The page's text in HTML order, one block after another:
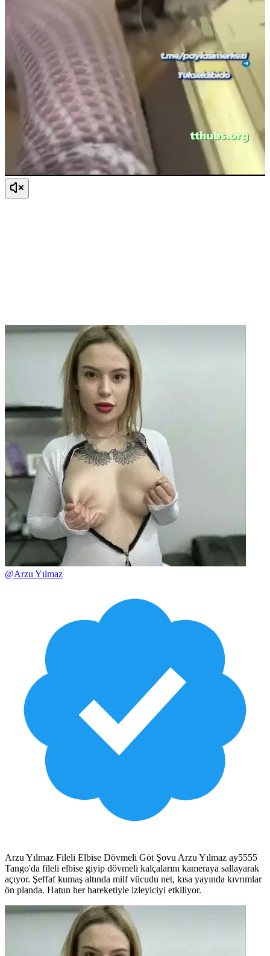
@Arzu Yılmaz
Arzu Yılmaz Fileli Elbise Dövmeli Göt Şovu Arzu Yılmaz ay5555
Tango'da fileli elbise giyip dövmeli kalçalarını kameraya sallayarak
açıyor. Şeffaf kumaş altında milf vücudu net, kısa yayında kıvrımlar
ön planda. Hatun her hareketiyle izleyiciyi etkiliyor.